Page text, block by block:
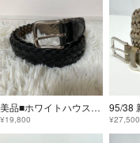
美品■ホワイトハウスコックス ベルト 本革 編み込み イントレチャート ブラック
¥19,800 ¥27,500